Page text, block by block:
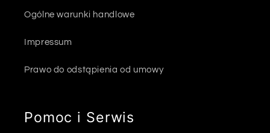
Ogólne warunki handlowe
Impressum
Prawo do odstąpienia od umowy
Pomoc i Serwis